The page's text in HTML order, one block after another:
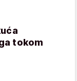
tokom